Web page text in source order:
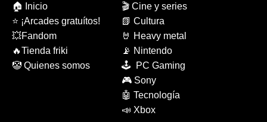
🏠 Inicio
⭐ ¡Arcades gratuítos!
💥Fandom
🔥Tienda friki
🤡 Quienes somos
🎬 Cine y series
📗 Cultura
🤘 Heavy metal
📡 Nintendo
🕹 PC Gaming
🎮 Sony
🤖 Tecnología
📣 Xbox